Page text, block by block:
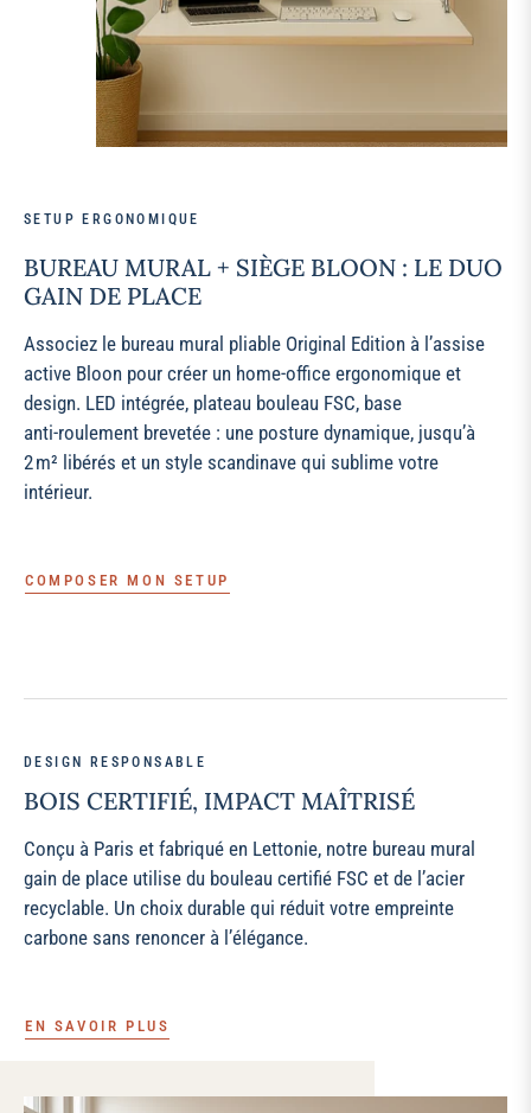
SETUP ERGONOMIQUE
BUREAU MURAL + SIÈGE BLOON : LE DUO
GAIN DE PLACE
Associez le bureau mural pliable Original Edition à l’assise
active Bloon pour créer un home‑office ergonomique et
design. LED intégrée, plateau bouleau FSC, base
anti‑roulement brevetée : une posture dynamique, jusqu’à
2 m² libérés et un style scandinave qui sublime votre
intérieur.
COMPOSER MON SETUP
DESIGN RESPONSABLE
BOIS CERTIFIÉ, IMPACT MAÎTRISÉ
Conçu à Paris et fabriqué en Lettonie, notre bureau mural
gain de place utilise du bouleau certifié FSC et de l’acier
recyclable. Un choix durable qui réduit votre empreinte
carbone sans renoncer à l’élégance.
EN SAVOIR PLUS